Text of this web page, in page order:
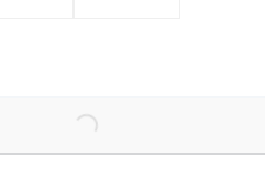
Loading...